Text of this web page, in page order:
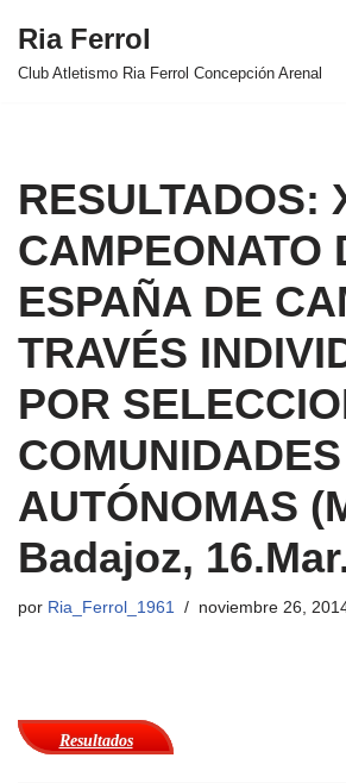
Saltar
Ria Ferrol
Club Atletismo Ria Ferrol Concepción Arenal
RESULTADOS:
CAMPEONATO
ESPAÑA DE
TRAVÉS
POR
COMUNIDADES
AUTÓNOMAS
Badajoz,
por Ria_Ferrol_1961 noviembre 26,
Resultados